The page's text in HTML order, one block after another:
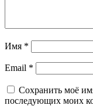
Имя *
Email *
Сохранить моё
последующих моих